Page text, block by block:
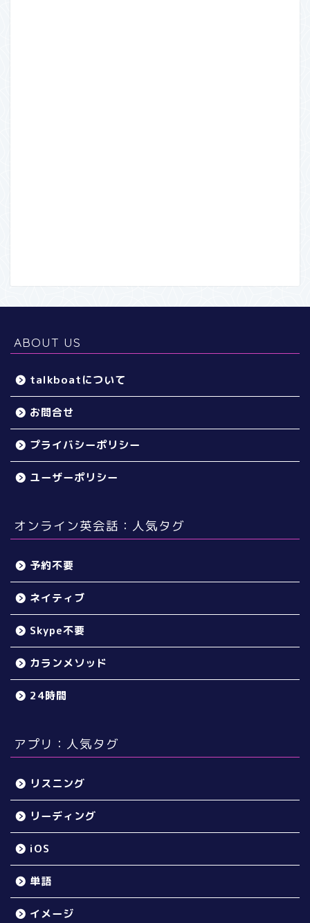
ABOUT US
talkboatについて
お問合せ
プライバシーポリシー
ユーザーポリシー
オンライン英会話：人気タグ
予約不要
ネイティブ
Skype不要
カランメソッド
24時間
アプリ：人気タグ
リスニング
リーディング
iOS
単語
イメージ